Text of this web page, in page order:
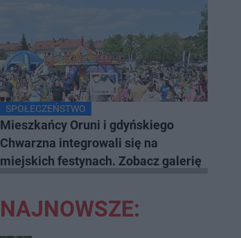
SPOŁECZEŃSTWO
Mieszkańcy Oruni i gdyńskiego
Chwarzna integrowali się na
miejskich festynach. Zobacz galerię
NAJNOWSZE: